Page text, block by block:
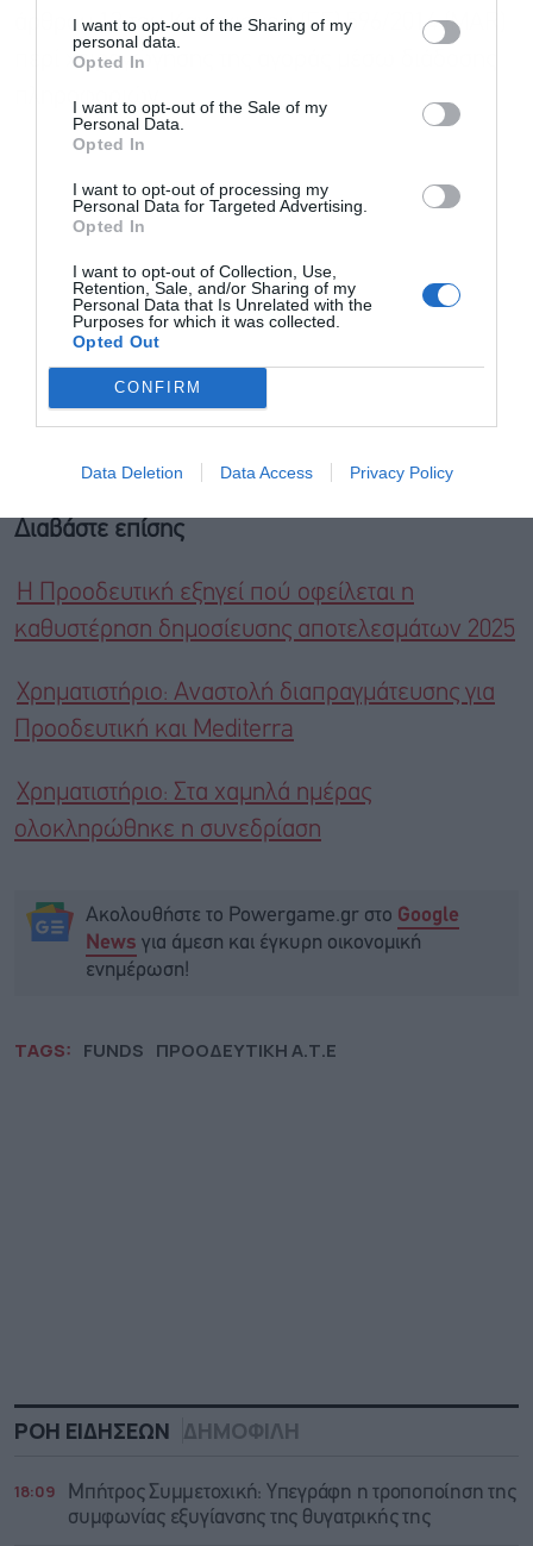
I want to opt-out of the Sharing of my
personal data.
Opted In
I want to opt-out of the Sale of my
Personal Data.
Opted In
I want to opt-out of processing my
Personal Data for Targeted Advertising.
Opted In
I want to opt-out of Collection, Use,
Retention, Sale, and/or Sharing of my
Personal Data that Is Unrelated with the
Purposes for which it was collected.
Opted Out
CONFIRM
Data Deletion Data Access Privacy Policy
άρθρου 12 του Κανονισμού (ΕΕ) 596/2014 (MAR)
περί χειραγώγησης της αγοράς μέσω διάδοσης
πληροφοριών.
Διαβάστε επίσης
Η Προοδευτική εξηγεί πού οφείλεται η
καθυστέρηση δημοσίευσης αποτελεσμάτων 2025
Χρηματιστήριο: Αναστολή διαπραγμάτευσης για
Προοδευτική και Mediterra
Χρηματιστήριο: Στα χαμηλά ημέρας
ολοκληρώθηκε η συνεδρίαση
Ακολουθήστε το Powergame.gr στο Google
News για άμεση και έγκυρη οικονομική
ενημέρωση!
TAGS: FUNDS ΠΡΟΟΔΕΥΤΙΚΗ Α.Τ.Ε
ΡΟΗ ΕΙΔΗΣΕΩΝ ΔΗΜΟΦΙΛΗ
18:09
Μπήτρος Συμμετοχική: Υπεγράφη η τροποποίηση της
συμφωνίας εξυγίανσης της θυγατρικής της